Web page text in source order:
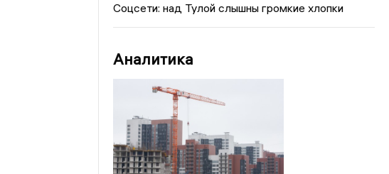
Соцсети: над Тулой слышны громкие хлопки
Аналитика